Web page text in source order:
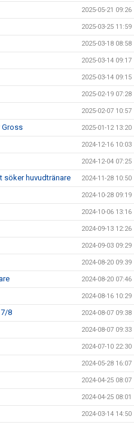
2025-05-21 09:26
2025-03-25 11:59
2025-03-18 08:58
2025-03-14 09:17
2025-03-14 09:15
2025-02-19 07:28
2025-02-07 10:57
Gross 2025-01-12 13:20
2024-12-16 10:03
2024-12-04 07:25
söker huvudtränare 2024-11-28 10:50
2024-10-28 09:19
2024-10-06 13:16
2024-09-13 12:26
2024-09-03 09:29
2024-08-20 09:39
2024-08-20 07:46
2024-08-16 10:29
8 2024-08-07 09:38
2024-08-07 09:33
2024-07-10 22:30
2024-05-28 16:07
2024-04-25 08:07
2024-04-25 08:01
2024-03-14 14:50